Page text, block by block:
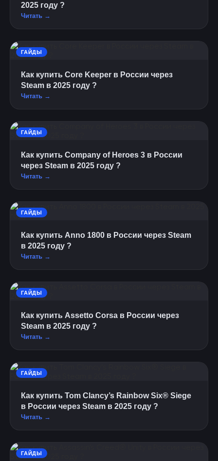
2025 году ?
Читать →
ГАЙДЫ
Как купить Core Keeper в России через
Steam в 2025 году ?
Читать →
ГАЙДЫ
Как купить Company of Heroes 3 в России
через Steam в 2025 году ?
Читать →
ГАЙДЫ
Как купить Anno 1800 в России через Steam
в 2025 году ?
Читать →
ГАЙДЫ
Как купить Assetto Corsa в России через
Steam в 2025 году ?
Читать →
ГАЙДЫ
Как купить Tom Clancy’s Rainbow Six® Siege
в России через Steam в 2025 году ?
Читать →
ГАЙДЫ